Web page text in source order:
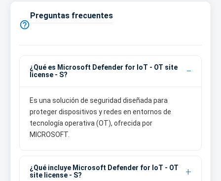

Preguntas frecuentes
¿Qué es Microsoft Defender for IoT - OT site
license - S?
Es una solución de seguridad diseñada para
proteger dispositivos y redes en entornos de
tecnología operativa (OT), ofrecida por
MICROSOFT.
¿Qué incluye Microsoft Defender for IoT - OT
site license - S?